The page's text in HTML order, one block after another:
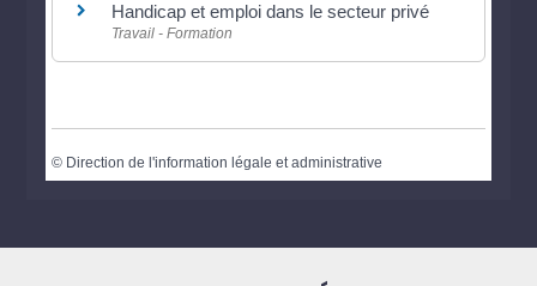
Handicap et emploi dans le secteur privé
Travail - Formation
© Direction de l'information légale et administrative